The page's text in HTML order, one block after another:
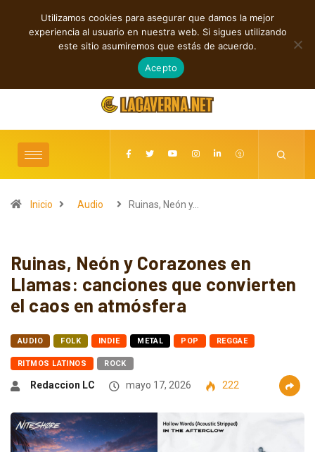
TENDENCIAS
Rock, folk e indie: cuatro estrenos independientes por descubrir
agosto 7, 2026
Inicio Audio Ruinas, Neón y…
Ruinas, Neón y Corazones en
Llamas: canciones que convierten
el caos en atmósfera
AUDIO FOLK INDIE METAL POP REGGAE
RITMOS LATINOS ROCK
Redaccion LC mayo 17, 2026 222
Utilizamos cookies para asegurar que damos la mejor
experiencia al usuario en nuestra web. Si sigues utilizando
este sitio asumiremos que estás de acuerdo.
Acepto